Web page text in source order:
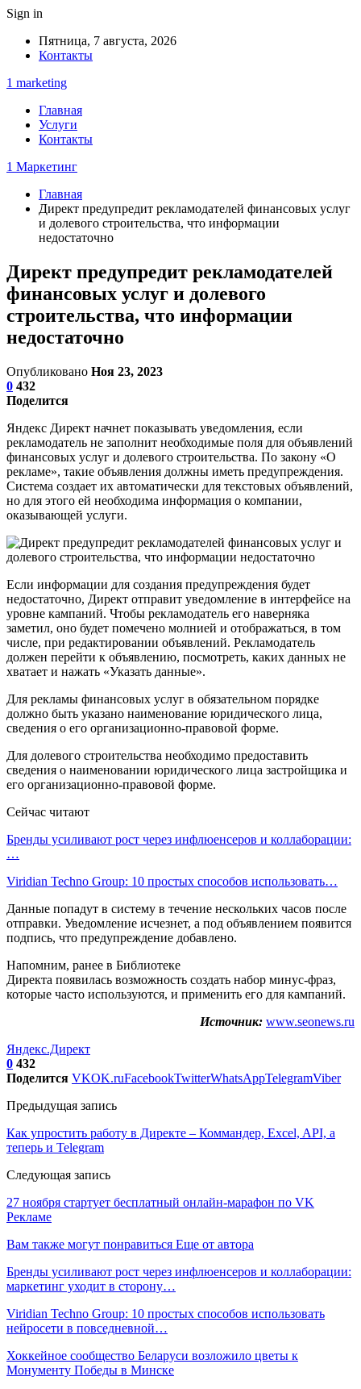
Sign in
Пятница, 7 августа, 2026
Контакты
1 marketing
Главная
Услуги
Контакты
1 Маркетинг
Главная
Директ предупредит рекламодателей финансовых услуг
и долевого строительства, что информации
недостаточно
Директ предупредит рекламодателей
финансовых услуг и долевого
строительства, что информации
недостаточно
Опубликовано Ноя 23, 2023
0 432
Поделится
Яндекс Директ начнет показывать уведомления, если
рекламодатель не заполнит необходимые поля для объявлений
финансовых услуг и долевого строительства. По закону «О
рекламе», такие объявления должны иметь предупреждения.
Система создает их автоматически для текстовых объявлений,
но для этого ей необходима информация о компании,
оказывающей услуги.
Если информации для создания предупреждения будет
недостаточно, Директ отправит уведомление в интерфейсе на
уровне кампаний. Чтобы рекламодатель его наверняка
заметил, оно будет помечено молнией и отображаться, в том
числе, при редактировании объявлений. Рекламодатель
должен перейти к объявлению, посмотреть, каких данных не
хватает и нажать «Указать данные».
Для рекламы финансовых услуг в обязательном порядке
должно быть указано наименование юридического лица,
сведения о его организационно-правовой форме.
Для долевого строительства необходимо предоставить
сведения о наименовании юридического лица застройщика и
его организационно-правовой форме.
Сейчас читают
Бренды усиливают рост через инфлюенсеров и коллаборации:
…
Viridian Techno Group: 10 простых способов использовать…
Данные попадут в систему в течение нескольких часов после
отправки. Уведомление исчезнет, а под объявлением появится
подпись, что предупреждение добавлено.
Напомним, ранее в Библиотеке
Директа появилась возможность создать набор минус-фраз,
которые часто используются, и применить его для кампаний.
Источник: www.seonews.ru
Яндекс.Директ
0 432
Поделится VKOK.ruFacebookTwitterWhatsAppTelegramViber
Предыдущая запись
Как упростить работу в Директе – Коммандер, Excel, API, а
теперь и Telegram
Следующая запись
27 ноября стартует бесплатный онлайн-марафон по VK
Рекламе
Вам также могут понравиться Еще от автора
Бренды усиливают рост через инфлюенсеров и коллаборации:
маркетинг уходит в сторону…
Viridian Techno Group: 10 простых способов использовать
нейросети в повседневной…
Хоккейное сообщество Беларуси возложило цветы к
Монументу Победы в Минске